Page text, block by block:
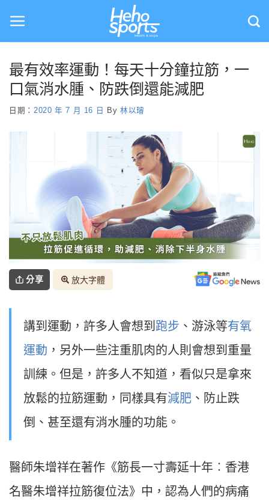
content
最有效率運動！每天十分鐘拉筋，一
口氣消水腫、防跌倒還能減肥
日期： 2020 年 7 月 16 日 By 林以璿
分享 放大字體
講到運動，許多人會想到 跑步 、游泳等有氧
運動 ，另外一些注重肌肉的人則會想到重量
訓練。但是，許多人不知道，看似只是拿來
放鬆的拉筋運動，同樣具有減肥 、防止跌
倒、甚至還有消水腫的功能。
醫師朱增祥在著作《筋長一寸壽延十年︰香港
名醫朱增祥拉筋復位法》中，認為人們的病痛